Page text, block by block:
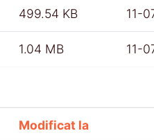
499.54 KB 11-
1.04 MB 11-
Modificat la